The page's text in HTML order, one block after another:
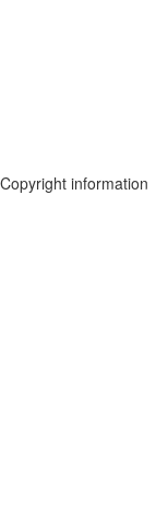
Copyright information